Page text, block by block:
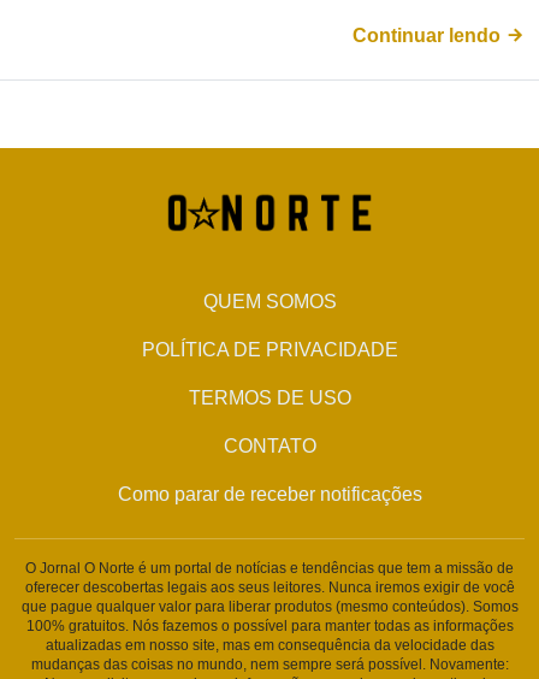
Continuar lendo
QUEM SOMOS
POLÍTICA DE PRIVACIDADE
TERMOS DE USO
CONTATO
Como parar de receber notificações
O Jornal O Norte é um portal de notícias e tendências que tem a missão de
oferecer descobertas legais aos seus leitores. Nunca iremos exigir de você
que pague qualquer valor para liberar produtos (mesmo conteúdos). Somos
100% gratuitos. Nós fazemos o possível para manter todas as informações
atualizadas em nosso site, mas em consequência da velocidade das
mudanças das coisas no mundo, nem sempre será possível. Novamente: